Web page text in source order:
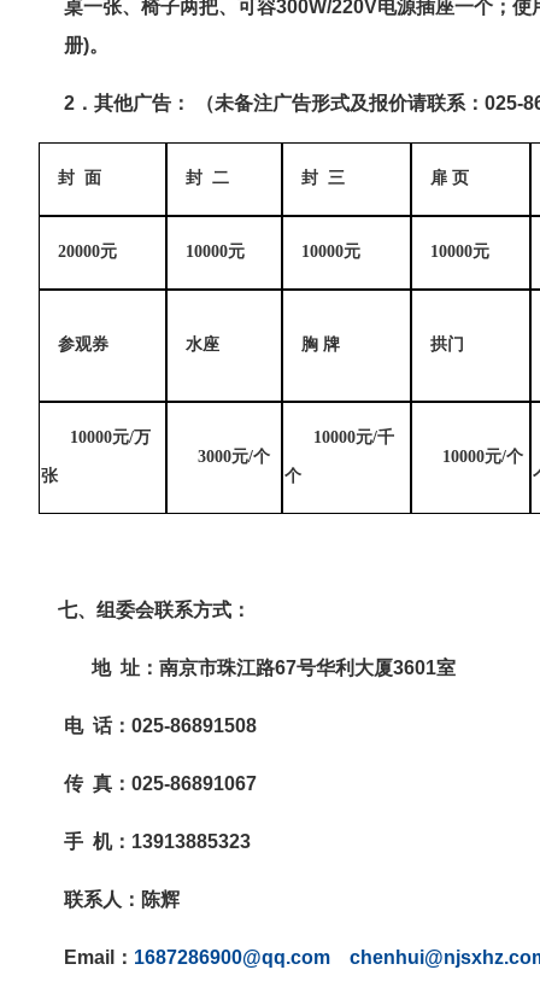
桌一张、椅子两把、可容300W/220V电源插座一个；使
册)。
2 ．其他广告： （未备注广告形式及报价请联系： 025-
封 面 封 二 封 三 扉 页
20000元 10000元 10000元 10000元
参观券 水座 胸 牌 拱门
10000元/万
张
3000元/个
10000元/千
个
10000元/个
七、组委会联系方式：
地 址：南京市珠江路67号华利大厦3601室
电 话： 025-86891508
传 真： 025-86891067
手 机： 13913885323
联系人：陈辉
Email ： 1687286900@qq.com